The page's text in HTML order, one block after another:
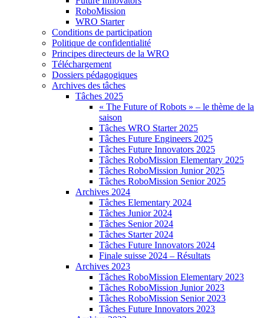
RoboMission
WRO Starter
Conditions de participation
Politique de confidentialité
Principes directeurs de la WRO
Téléchargement
Dossiers pédagogiques
Archives des tâches
Tâches 2025
« The Future of Robots » – le thème de la
saison
Tâches WRO Starter 2025
Tâches Future Engineers 2025
Tâches Future Innovators 2025
Tâches RoboMission Elementary 2025
Tâches RoboMission Junior 2025
Tâches RoboMission Senior 2025
Archives 2024
Tâches Elementary 2024
Tâches Junior 2024
Tâches Senior 2024
Tâches Starter 2024
Tâches Future Innovators 2024
Finale suisse 2024 – Résultats
Archives 2023
Tâches RoboMission Elementary 2023
Tâches RoboMission Junior 2023
Tâches RoboMission Senior 2023
Tâches Future Innovators 2023